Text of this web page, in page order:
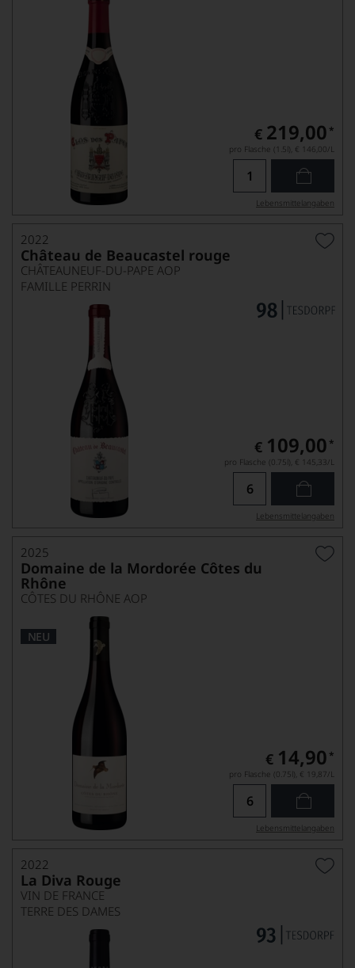
€ 219,00 *
pro Flasche (1.5l), € 146,00/L
Lebensmittel­angaben
2022
Château de Beaucastel rouge
CHÂTEAUNEUF-DU-PAPE AOP
FAMILLE PERRIN
€ 109,00 *
pro Flasche (0.75l), € 145,33/L
Lebensmittel­angaben
2025
Domaine de la Mordorée Côtes du
Rhône
CÔTES DU RHÔNE AOP
NEU
€ 14,90 *
pro Flasche (0.75l), € 19,87/L
Lebensmittel­angaben
2022
La Diva Rouge
VIN DE FRANCE
TERRE DES DAMES